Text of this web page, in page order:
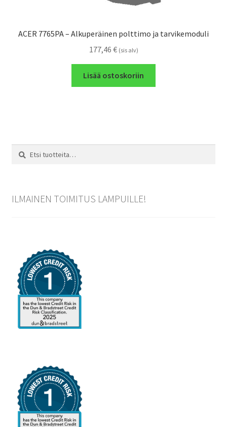
ACER 7765PA – Alkuperäinen polttimo ja tarvikemoduli
177,46 € (sis alv)
Lisää ostoskoriin
Etsi:
Haku
ILMAINEN TOIMITUS LAMPUILLE!